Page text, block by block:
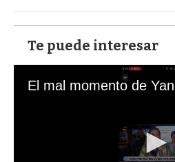
Te puede interesar